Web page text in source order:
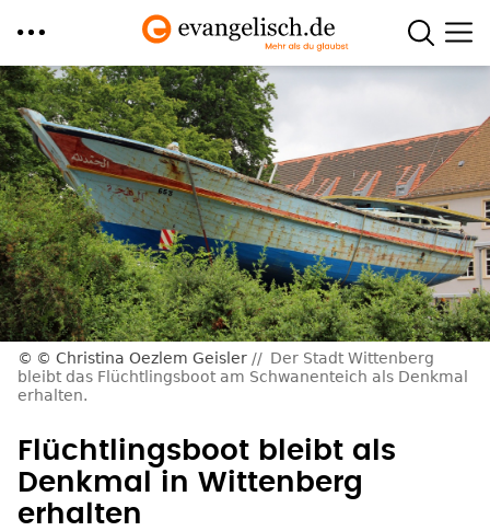
Direkt
zum
Inhalt
© Christina Oezlem Geisler
Der Stadt Wittenberg
bleibt das Flüchtlingsboot am Schwanenteich als Denkmal
erhalten.
Flüchtlingsboot bleibt als
Denkmal in Wittenberg
erhalten